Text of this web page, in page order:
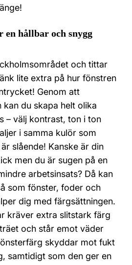
en hållbar och snygg
och tittar
lite extra på hur fönstren
Genom att
du skapa helt olika
– välj kontrast, ton i ton
i samma kulör som
slående! Kanske är din
men du är sugen på en
arbetsinsats? Då kan
som fönster, foder och
dig med färgsättningen.
kräver extra slitstark färg
och står emot väder
skyddar mot fukt
samtidigt som den ger en